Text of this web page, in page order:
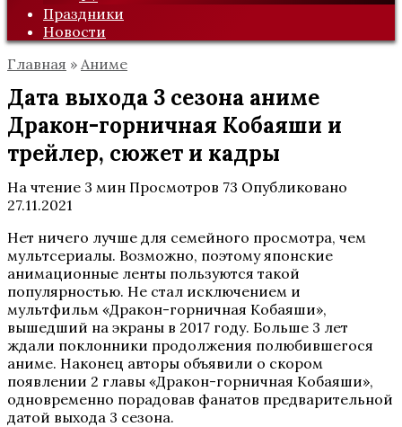
Праздники
Новости
Главная » Аниме
Дата выхода 3 сезона аниме
Дракон-горничная Кобаяши и
трейлер, сюжет и кадры
На чтение 3 мин Просмотров 73 Опубликовано
27.11.2021
Нет ничего лучше для семейного просмотра, чем
мультсериалы. Возможно, поэтому японские
анимационные ленты пользуются такой
популярностью. Не стал исключением и
мультфильм «Дракон-горничная Кобаяши»,
вышедший на экраны в 2017 году. Больше 3 лет
ждали поклонники продолжения полюбившегося
аниме. Наконец авторы объявили о скором
появлении 2 главы «Дракон-горничная Кобаяши»,
одновременно порадовав фанатов предварительной
датой выхода 3 сезона.